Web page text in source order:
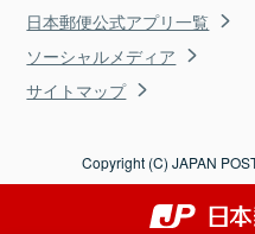
日本郵便公式アプリ一覧
ソーシャルメディア
サイトマップ
Copyright (C) JAPAN